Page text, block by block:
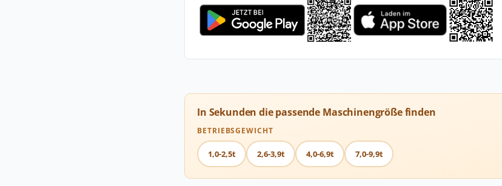
In Sekunden die passende Maschinengröße finden
BETRIEBSGEWICHT
1,0-2,5t 2,6-3,9t 4,0-6,9t 7,0-9,9t